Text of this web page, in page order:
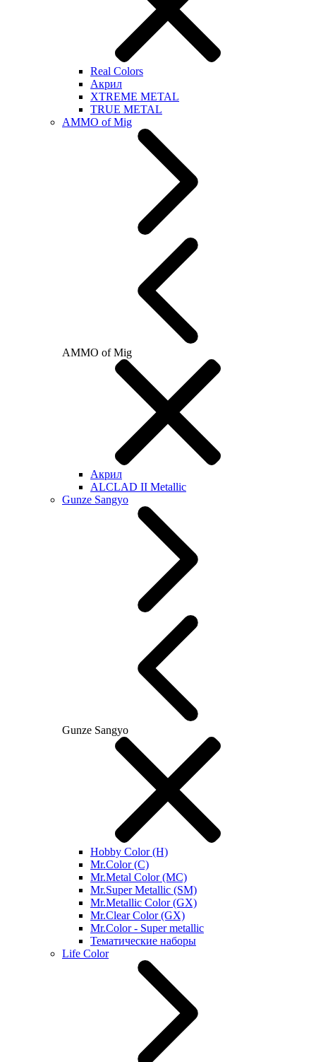
Real Colors
Акрил
XTREME METAL
TRUE METAL
AMMO of Mig
AMMO of Mig
Акрил
ALCLAD II Metallic
Gunze Sangyo
Gunze Sangyo
Hobby Color (H)
Mr.Color (C)
Mr.Metal Color (MC)
Mr.Super Metallic (SM)
Mr.Metallic Color (GX)
Mr.Clear Color (GX)
Mr.Color - Super metallic
Тематические наборы
Life Color